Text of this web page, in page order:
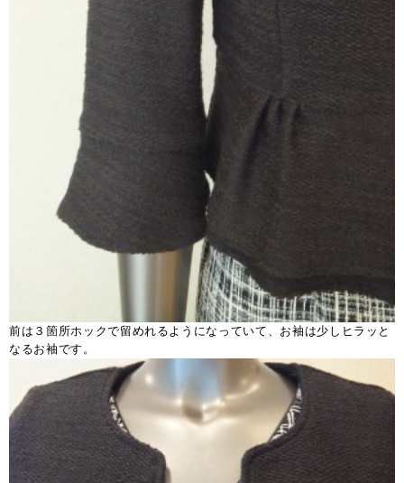
前は３箇所ホックで留めれるようになっていて、お袖は少しヒラッと
なるお袖です。